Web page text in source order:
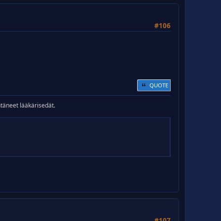
#106
QUOTE
lääkärisedät.